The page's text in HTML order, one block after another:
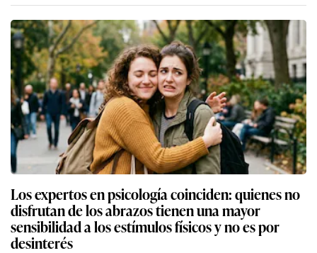
Los expertos en psicología coinciden: quienes no
disfrutan de los abrazos tienen una mayor
sensibilidad a los estímulos físicos y no es por
desinterés